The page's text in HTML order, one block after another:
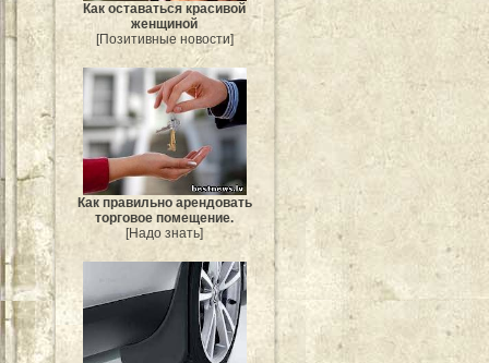
Как оставаться красивой
женщиной
[Позитивные новости]
Как правильно арендовать
торговое помещение.
[Надо знать]